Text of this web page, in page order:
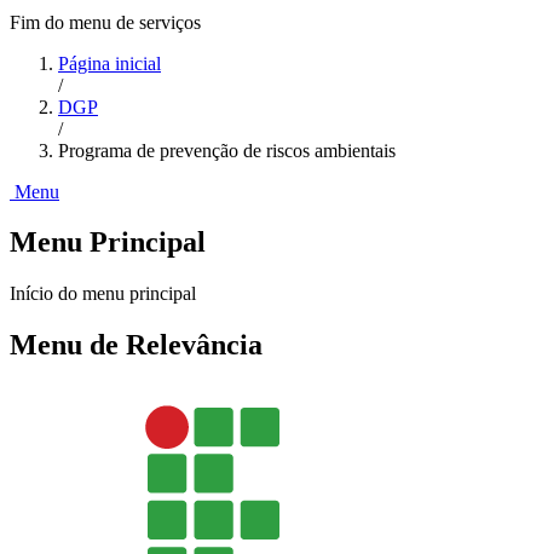
Fim do menu de serviços
Página inicial
/
DGP
/
Programa de prevenção de riscos ambientais
Menu
Menu Principal
Início do menu principal
Menu de Relevância